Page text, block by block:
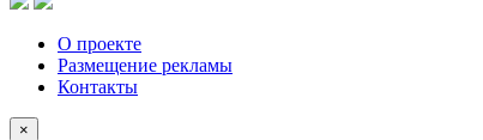
О проекте
Размещение рекламы
Контакты
×